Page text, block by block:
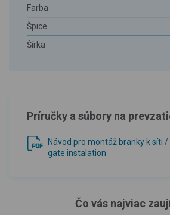
Farba
Špice
Šírka
Príručky a súbory na
Návod pro montáž branky k síti
gate instalation
Čo vás najviac